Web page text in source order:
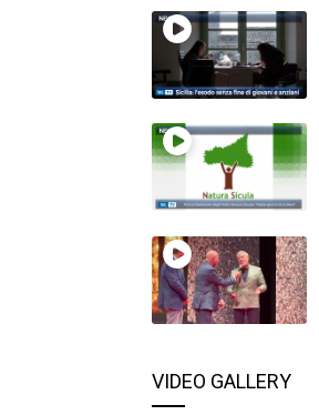
VIDEO GALLERY